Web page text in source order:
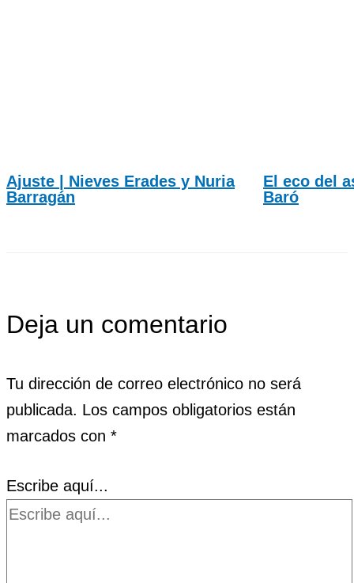
Ajuste | Nieves Erades y Nuria
Barragán
El eco del
Baró
Deja un comentario
Tu dirección de correo electrónico no será
publicada. Los campos obligatorios están
marcados con *
Escribe aquí...